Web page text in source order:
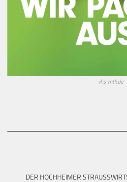
vhs-mtk.de
DER HOCHHEIMER